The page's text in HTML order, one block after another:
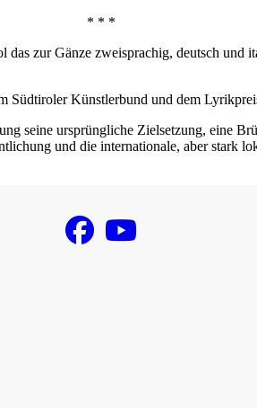
* * *
zur Gänze zweisprachig, deutsch
Südtiroler Künstlerbund und dem
seine ursprüngliche Zielsetzung, eine
und die internationale, aber stark